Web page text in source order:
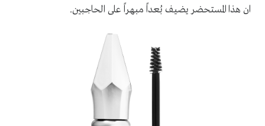
ان هذا المستحضر يضيف بُعداً مبهراً على الحاجبين.